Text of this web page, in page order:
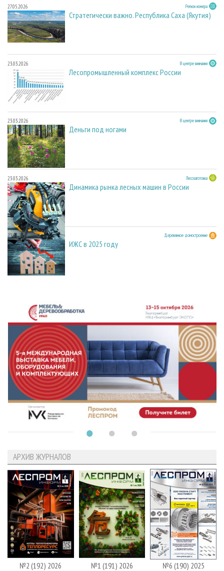
27.05.2026 Регион номера
Стратегически важно. Республика Саха (Якутия)
23.03.2026 В центре внимания
Лесопромышленный комплекс России
23.03.2026 В центре внимания
Деньги под ногами
23.03.2026 Лесозаготовка
Динамика рынка лесных машин в России
23.03.2026 Деревянное домостроение
ИЖС в 2025 году
АРХИВ ЖУРНАЛОВ
№2 (192) 2026 №1 (191) 2026 №6 (190) 2025